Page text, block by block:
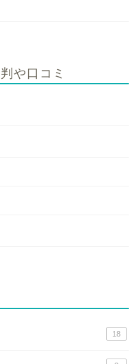
や口コミ
18